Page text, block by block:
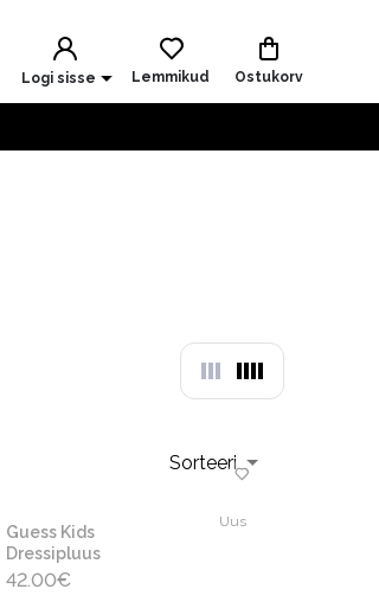
Logi sisse Lemmikud Ostukorv
Sorteeri
Uus
Guess Kids
Dressipluus
42.00€